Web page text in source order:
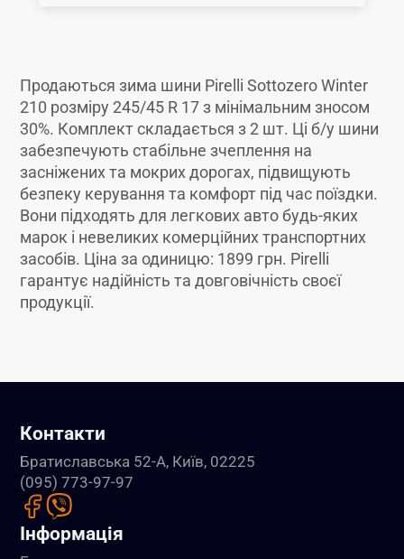
Продаються зима шини Pirelli Sottozero Winter
210 розміру 245/45 R 17 з мінімальним зносом
30%. Комплект складається з 2 шт. Ці б/у шини
забезпечують стабільне зчеплення на
засніжених та мокрих дорогах, підвищують
безпеку керування та комфорт під час поїздки.
Вони підходять для легкових авто будь-яких
марок і невеликих комерційних транспортних
засобів. Ціна за одиницю: 1899 грн. Pirelli
гарантує надійність та довговічність своєї
продукції.
Контакти
Братиславська 52-А, Київ, 02225
(095) 773-97-97
Інформація